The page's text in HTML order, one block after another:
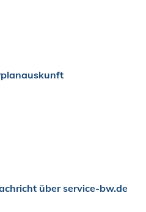
über service-bw.de